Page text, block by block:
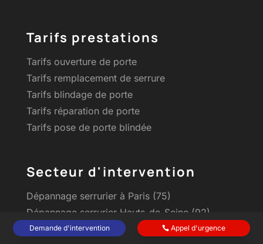
Tarifs prestations
Tarifs ouverture de porte
Tarifs remplacement de serrure
Tarifs blindage de porte
Tarifs réparation de porte
Tarifs pose de porte blindée
Secteur d'intervention
Dépannage serrurier à Paris (75)
Dépannage serrurier Hauts-de-Seine (92)
Demande d'intervention Appel d'urgence